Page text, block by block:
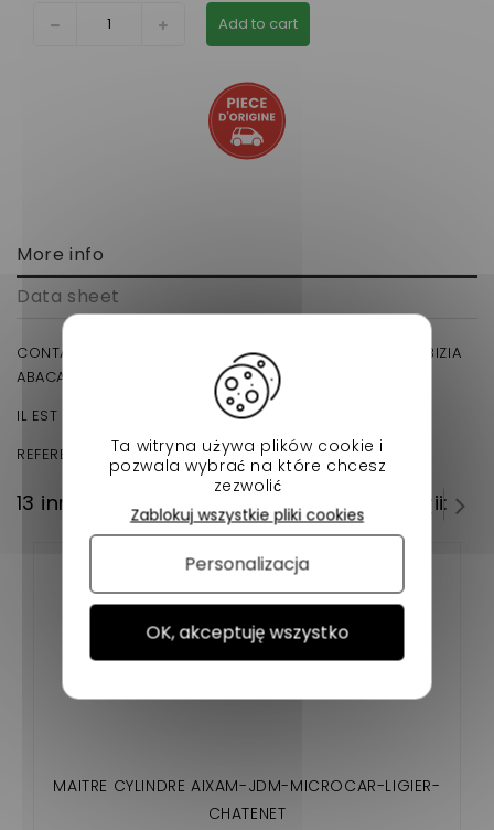
Add to cart
More info
Data sheet
CONTACTEUR DE STOP LIGIER MC1 MC2 VIRGO, JDM ALBIZIA
ABACA ,CHATENET STELLA ,BELLIER B8:
IL EST PLACER SUR LA PEDALE DE FREIN.
REFERENCE D'ORIGINE: 0675227
13 innych produktów w tej samej kategorii:
MAITRE CYLINDRE AIXAM-JDM-MICROCAR-LIGIER-
CHATENET
Ta witryna używa plików cookie i
pozwala wybrać na które chcesz
zezwolić
OK, akceptuję wszystko
Zablokuj wszystkie pliki cookies
Personalizacja